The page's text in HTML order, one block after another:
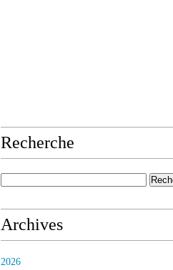
Recherche
Archives
2026